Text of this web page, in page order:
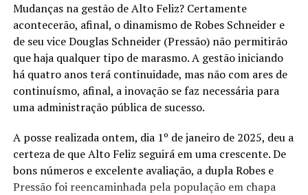
Mudanças na gestão de Alto Feliz? Certamente
acontecerão, afinal, o dinamismo de Robes Schneider e
de seu vice Douglas Schneider (Pressão) não permitirão
que haja qualquer tipo de marasmo. A gestão iniciando
há quatro anos terá continuidade, mas não com ares de
continuísmo, afinal, a inovação se faz necessária para
uma administração pública de sucesso.
A posse realizada ontem, dia 1º de janeiro de 2025, deu a
certeza de que Alto Feliz seguirá em uma crescente. De
bons números e excelente avaliação, a dupla Robes e
Pressão foi reencaminhada pela população em chapa